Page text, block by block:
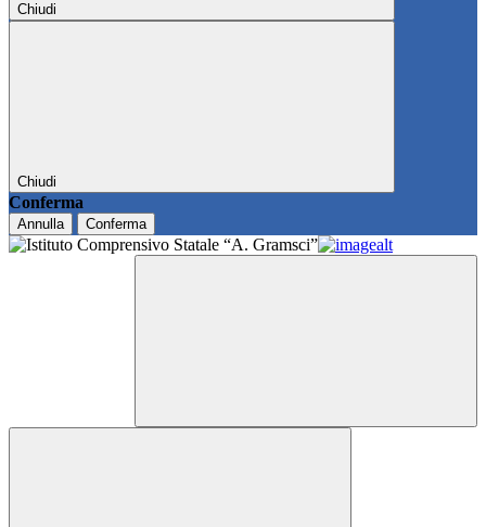
Chiudi
Chiudi
Conferma
Annulla Conferma